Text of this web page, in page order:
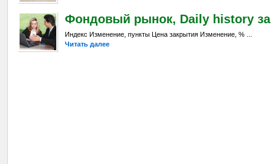
Фондовый рынок, Daily history за
Индекс Изменение, пункты Цена закрытия Изменение, % ...
Читать далее